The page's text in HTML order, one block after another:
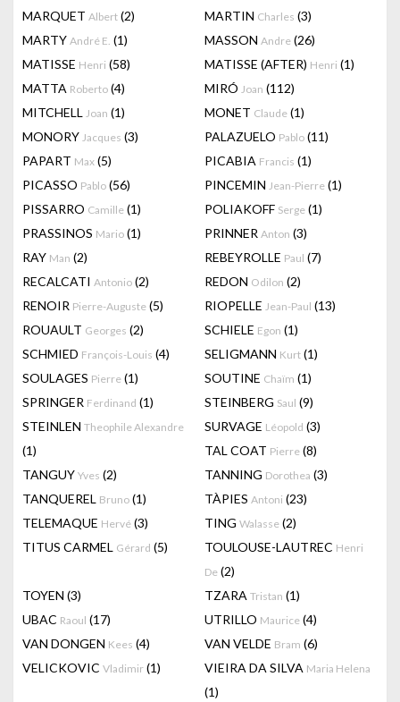
MARQUET Albert (2) MARTIN Charles (3)
MARTY André E. (1) MASSON Andre (26)
MATISSE Henri (58) MATISSE (AFTER) Henri (1)
MATTA Roberto (4) MIRÓ Joan (112)
MITCHELL Joan (1) MONET Claude (1)
MONORY Jacques (3) PALAZUELO Pablo (11)
PAPART Max (5) PICABIA Francis (1)
PICASSO Pablo (56) PINCEMIN Jean-Pierre (1)
PISSARRO Camille (1) POLIAKOFF Serge (1)
PRASSINOS Mario (1) PRINNER Anton (3)
RAY Man (2) REBEYROLLE Paul (7)
RECALCATI Antonio (2) REDON Odilon (2)
RENOIR Pierre-Auguste (5) RIOPELLE Jean-Paul (13)
ROUAULT Georges (2) SCHIELE Egon (1)
SCHMIED François-Louis (4) SELIGMANN Kurt (1)
SOULAGES Pierre (1) SOUTINE Chaïm (1)
SPRINGER Ferdinand (1) STEINBERG Saul (9)
STEINLEN Theophile Alexandre
(1)
SURVAGE Léopold (3)
TAL COAT Pierre (8)
TANGUY Yves (2) TANNING Dorothea (3)
TANQUEREL Bruno (1) TÀPIES Antoni (23)
TELEMAQUE Hervé (3) TING Walasse (2)
TITUS CARMEL Gérard (5) TOULOUSE-LAUTREC Henri
De (2)
TOYEN (3) TZARA Tristan (1)
UBAC Raoul (17) UTRILLO Maurice (4)
VAN DONGEN Kees (4) VAN VELDE Bram (6)
VELICKOVIC Vladimir (1) VIEIRA DA SILVA Maria Helena
(1)